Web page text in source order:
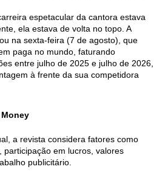
espetacular da cantora estava
ela estava de volta no topo. A
na sexta-feira (7 de agosto), que
paga no mundo, faturando
entre julho de 2025 e julho de 2026,
à frente da sua competidora
a revista considera fatores como
participação em lucros, valores
publicitário.